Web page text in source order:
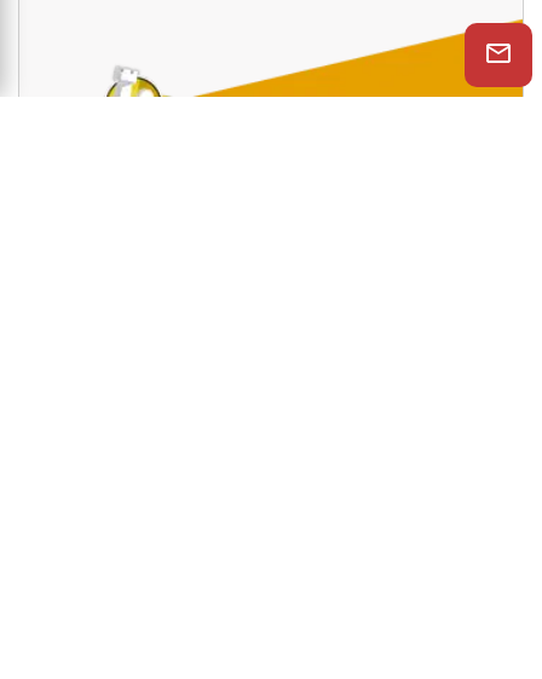
openings trainer, let's check function, cloud engine